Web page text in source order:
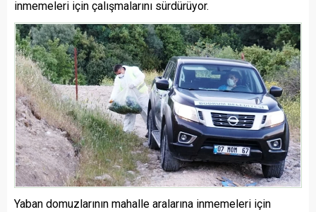
inmemeleri için çalışmalarını sürdürüyor.
Yaban domuzlarının mahalle aralarına inmemeleri için